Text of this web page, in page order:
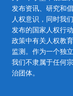
发布资讯、研究和
人权意识，同时我
发布的国家人权行
政策中有关人权教
监测。作为一个独
我们不隶属于任何
治团体。